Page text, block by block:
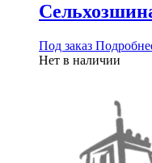
Под заказ
Нет в наличии